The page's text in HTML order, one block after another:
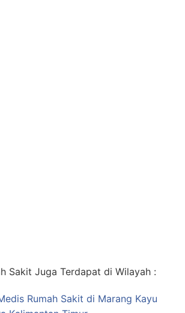
Sakit Juga Terdapat di Wilayah :
Rumah Sakit di Marang Kayu